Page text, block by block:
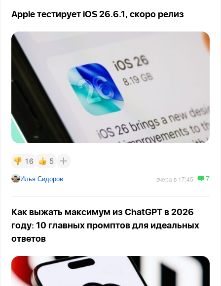
Apple тестирует iOS 26.6.1, скоро релиз
16 5
Илья Сидоров вчера в 17:45 7
Как выжать максимум из ChatGPT в 2026
году: 10 главных промптов для идеальных
ответов